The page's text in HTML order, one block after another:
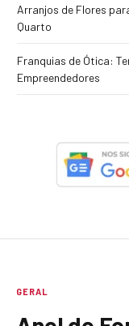
Arranjos de Flores
Quarto
Franquias de Ótica:
Empreendedores
GERAL